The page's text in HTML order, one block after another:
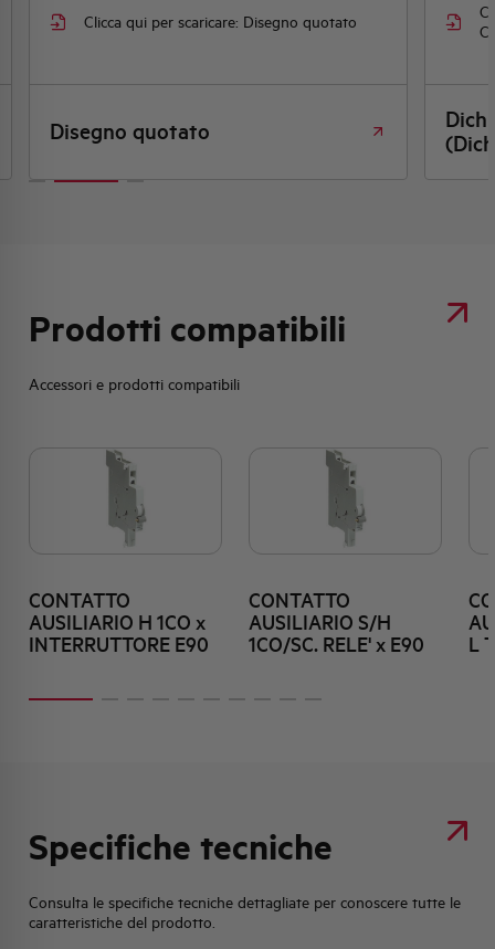
Clicca qui per scaricare: Disegno quotato
Disegno quotato
Prodotti compatibili
Accessori e prodotti compatibili
CONTATTO
AUSILIARIO H 1CO x
INTERRUTTORE E90
CONTATTO
AUSILIARIO S/H
1CO/SC. RELE' x E90
L
Specifiche tecniche
Consulta le specifiche tecniche dettagliate per conoscere tutte le
caratteristiche del prodotto.